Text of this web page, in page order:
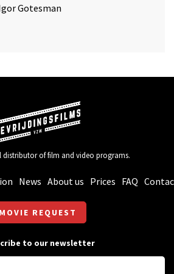
Gotesman
of film and video programs.
News About us Prices FAQ
MOVIE REQUEST
to our newsletter